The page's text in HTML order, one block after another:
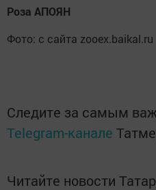
Роза АПОЯН
Фото: с сайта zooex.baikal.ru
Следите за самым
Telegram-канале
Читайте новости